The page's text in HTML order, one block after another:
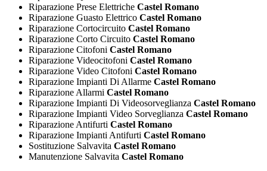
Riparazione Prese Elettriche Castel Romano
Riparazione Guasto Elettrico Castel Romano
Riparazione Cortocircuito Castel Romano
Riparazione Corto Circuito Castel Romano
Riparazione Citofoni Castel Romano
Riparazione Videocitofoni Castel Romano
Riparazione Video Citofoni Castel Romano
Riparazione Impianti Di Allarme Castel Romano
Riparazione Allarmi Castel Romano
Riparazione Impianti Di Videosorveglianza Castel Romano
Riparazione Impianti Video Sorveglianza Castel Romano
Riparazione Antifurti Castel Romano
Riparazione Impianti Antifurti Castel Romano
Sostituzione Salvavita Castel Romano
Manutenzione Salvavita Castel Romano